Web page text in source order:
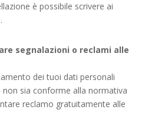
è possibile scrivere ai
segnalazioni o reclami alle
dei tuoi dati personali
sia conforme alla normativa
reclamo gratuitamente alle